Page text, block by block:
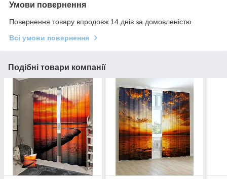
Умови повернення
Повернення товару впродовж 14 днів за домовленістю
Всі умови повернення
Подібні товари компанії